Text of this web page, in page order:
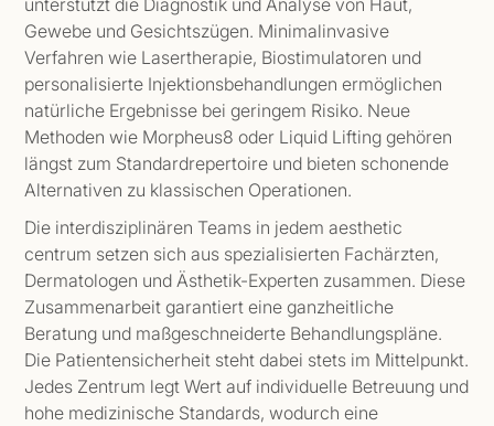
Gewebe und Gesichtszügen. Minimalinvasive
Verfahren wie Lasertherapie, Biostimulatoren und
personalisierte Injektionsbehandlungen ermöglichen
natürliche Ergebnisse bei geringem Risiko. Neue
Methoden wie Morpheus8 oder Liquid Lifting gehören
längst zum Standardrepertoire und bieten schonende
Alternativen zu klassischen Operationen.
Die interdisziplinären Teams in jedem aesthetic
centrum setzen sich aus spezialisierten Fachärzten,
Dermatologen und Ästhetik-Experten zusammen. Diese
Zusammenarbeit garantiert eine ganzheitliche
Beratung und maßgeschneiderte Behandlungspläne.
Die Patientensicherheit steht dabei stets im Mittelpunkt.
Jedes Zentrum legt Wert auf individuelle Betreuung und
hohe medizinische Standards, wodurch eine